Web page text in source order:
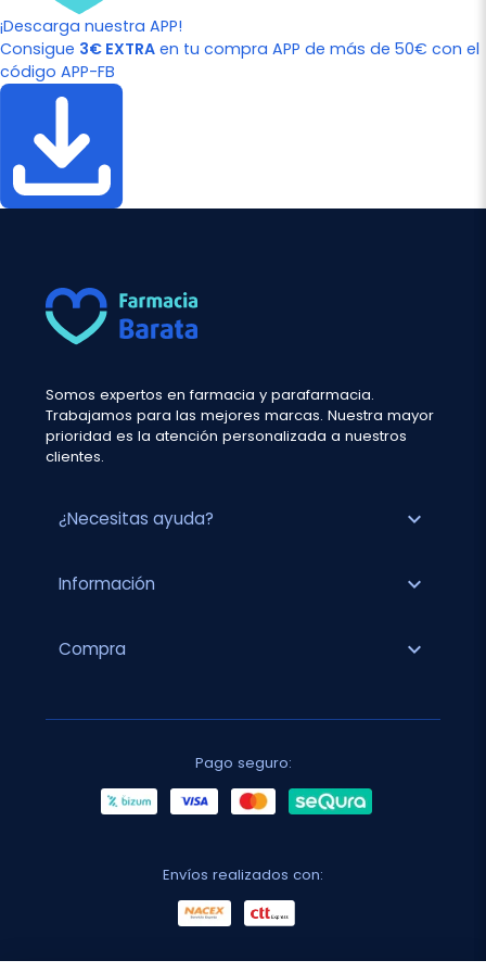
¡Descarga nuestra APP!
Consigue 3€ EXTRA en tu compra APP de más de 50€ con el
código APP-FB
Somos expertos en farmacia y parafarmacia.
Trabajamos para las mejores marcas. Nuestra mayor
prioridad es la atención personalizada a nuestros
clientes.
¿Necesitas ayuda? expand_more
Información expand_more
Compra expand_more
Pago seguro:
Envíos realizados con: